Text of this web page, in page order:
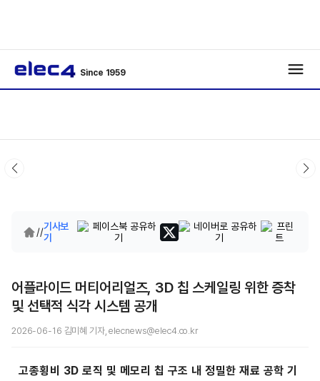
Since 1959
//기사보
기
어플라이드 머티어리얼즈, 3D 칩 스케일링 위한 증착
및 선택적 식각 시스템 공개
2026-06-16 김미혜 기자, elecnews@elec4.co.kr
고종횡비 3D 로직 및 메모리 칩 구조 내 정밀한 재료 공학 기